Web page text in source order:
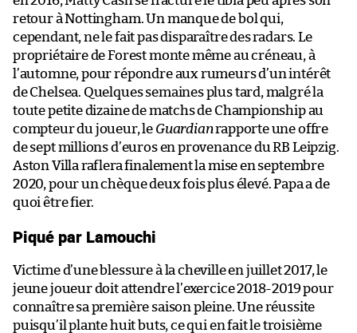
retour à Nottingham. Un manque de bol qui,
cependant, ne le fait pas disparaître des radars. Le
propriétaire de Forest monte même au créneau, à
l’automne, pour répondre aux rumeurs d’un intérêt
de Chelsea. Quelques semaines plus tard, malgré la
toute petite dizaine de matchs de Championship au
compteur du joueur, le Guardianrapporte une offre
de sept millions d’euros en provenance du RB Leipzig.
Aston Villa raflera finalement la mise en septembre
2020, pour un chèque deux fois plus élevé. Papa a de
quoi être fier.
Piqué par Lamouchi
Victime d’une blessure à la cheville en juillet 2017, le
jeune joueur doit attendre l’exercice 2018-2019 pour
connaître sa première saison pleine. Une réussite
puisqu’il plante huit buts, ce qui en fait le troisième